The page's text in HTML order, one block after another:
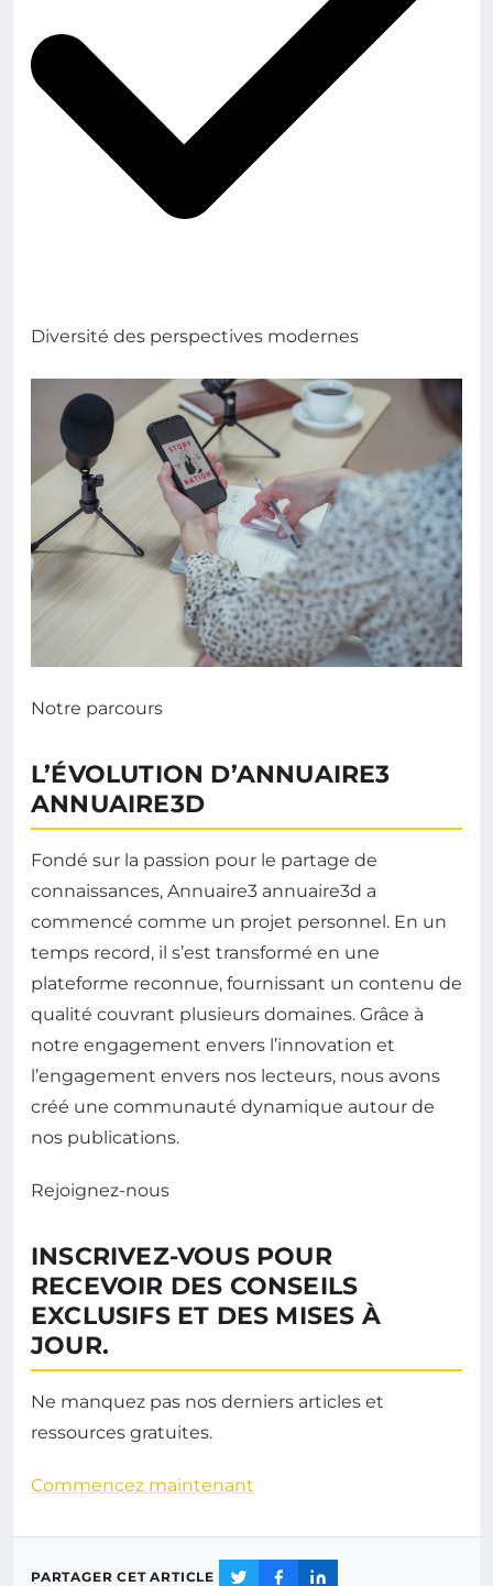
Diversité des perspectives modernes
Notre parcours
L’ÉVOLUTION D’ANNUAIRE3
ANNUAIRE3D
Fondé sur la passion pour le partage de
connaissances, Annuaire3 annuaire3d a
commencé comme un projet personnel. En un
temps record, il s’est transformé en une
plateforme reconnue, fournissant un contenu de
qualité couvrant plusieurs domaines. Grâce à
notre engagement envers l’innovation et
l’engagement envers nos lecteurs, nous avons
créé une communauté dynamique autour de
nos publications.
Rejoignez-nous
INSCRIVEZ-VOUS POUR
RECEVOIR DES CONSEILS
EXCLUSIFS ET DES MISES À
JOUR.
Ne manquez pas nos derniers articles et
ressources gratuites.
Commencez maintenant
PARTAGER CET ARTICLE